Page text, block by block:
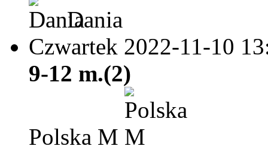
Dania
Czwartek 2022-11-10
9-12 m.(2)
Polska M